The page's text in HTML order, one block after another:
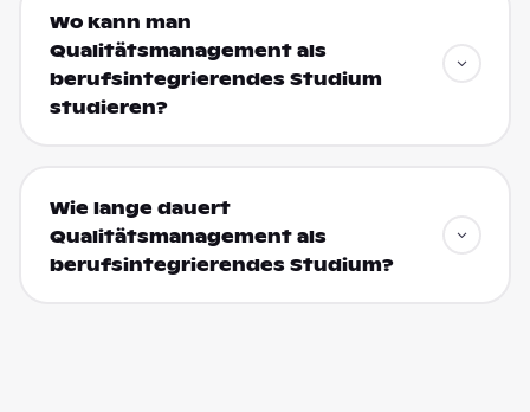
Wo kann man
Qualitätsmanagement als
berufsintegrierendes Studium
studieren?
Wie lange dauert
Qualitätsmanagement als
berufsintegrierendes Studium?